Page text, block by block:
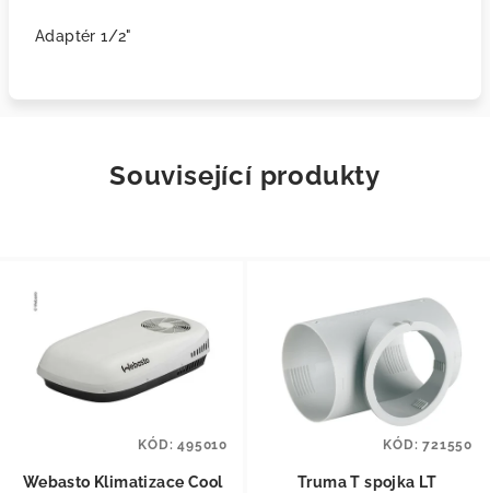
Adaptér 1/2"
Související produkty
Webasto Klimatizace Cool
KÓD:495010
Truma T spojka LT
KÓD:721550